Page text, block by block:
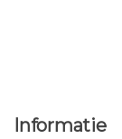
Informatie